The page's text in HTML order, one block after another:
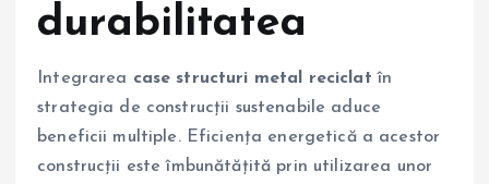
durabilitatea
Integrarea case structuri metal reciclat în
strategia de construcții sustenabile aduce
beneficii multiple. Eficiența energetică a acestor
construcții este îmbunătățită prin utilizarea unor